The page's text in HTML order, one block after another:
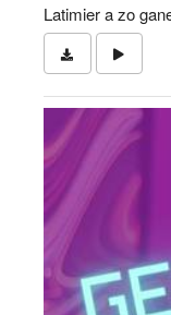
Latimier a zo